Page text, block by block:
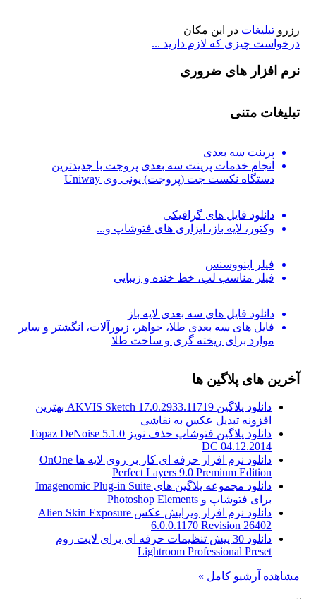
رزرو تبلیغات در این مکان
درخواست چیزی که لازم دارید ...
نرم افزار های ضروری
تبلیغات متنی
پرینت سه بعدی
انجام خدمات پرینت سه بعدی پروجت با جدیدترین
دستگاه نکست جت (پروجت) یونی وی Uniway
دانلود فایل های گرافیکی
وکتور، لایه باز، ابزاری های فتوشاپ و...
فیلر اینووسنس
فیلر مناسب لب، خط خنده و زیبایی
دانلود فایل های سه بعدی لایه باز
فایل های سه بعدی طلا، جواهر، زیورآلات، انگشتر و سایر
موارد برای ریخته گری و ساخت طلا
آخرین های پلاگین ها
دانلود پلاگین AKVIS Sketch 17.0.2933.11719 بهترین
افزونه تبدیل عکس به نقاشی
دانلود پلاگین فتوشاپ حذف نویز Topaz DeNoise 5.1.0
DC 04.12.2014
دانلود نرم افزار حرفه ای کار بر روی لایه ها OnOne
Perfect Layers 9.0 Premium Edition
دانلود مجموعه پلاگین های Imagenomic Plug-in Suite
برای فتوشاپ و Photoshop Elements
دانلود نرم افزار ویرایش عکس Alien Skin Exposure
6.0.0.1170 Revision 26402
دانلود 30 پیش تنظیمات حرفه ای برای لایت روم
Lightroom Professional Preset
مشاهده آرشیو کامل »